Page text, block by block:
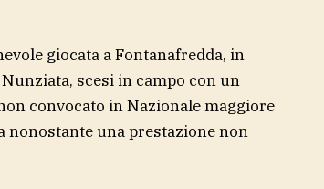
giocata a Fontanafredda, in
scesi in campo con un
convocato in Nazionale maggiore
nonostante una prestazione non